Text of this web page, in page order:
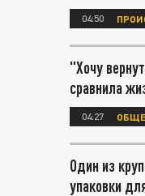
04:50
"Хочу
сравнила
04:27
Один из
упаковки